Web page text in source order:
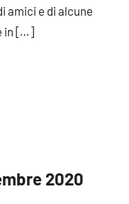
amici e di alcune
in […]
2020